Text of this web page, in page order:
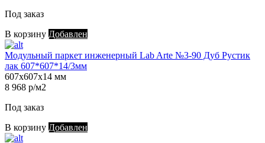
Под заказ
В корзину Добавлен
Модульный паркет инженерный Lab Arte №3-90 Дуб Рустик
лак 607*607*14/3мм
607х607х14 мм
8 968 р/м2
Под заказ
В корзину Добавлен